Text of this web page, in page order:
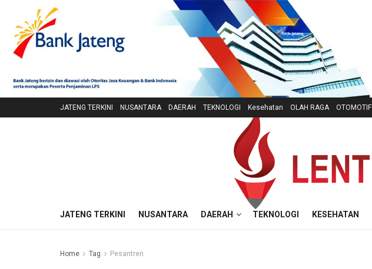
JATENG TERKINI NUSANTARA DAERAH TEKNOLOGI Kesehatan OLAH RAGA OTOMOTIF
JATENG TERKINI NUSANTARA DAERAH TEKNOLOGI KESEHATAN
Home Tag Pesantren